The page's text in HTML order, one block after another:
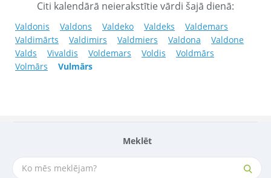
Meklēt
Citi kalendārā neierakstītie vārdi šajā dienā:
Valdonis Valdons Valdeko Valdeks
Valdemars
Valdimārts
Valdimirs Valdmiers Valdona
Valdone
Valds
Vivaldis Voldemars Voldis
Voldmārs
Volmārs
Vulmārs